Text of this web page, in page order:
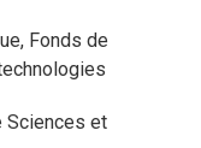
Fonds de
Sciences et